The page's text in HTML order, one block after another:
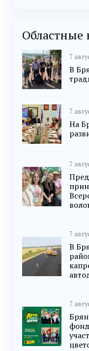
Областные
7
В
7
На
7
7
В
7